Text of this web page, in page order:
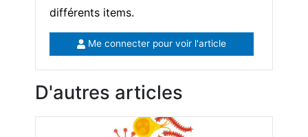
différents items.
Me connecter pour voir l'article
D'autres articles